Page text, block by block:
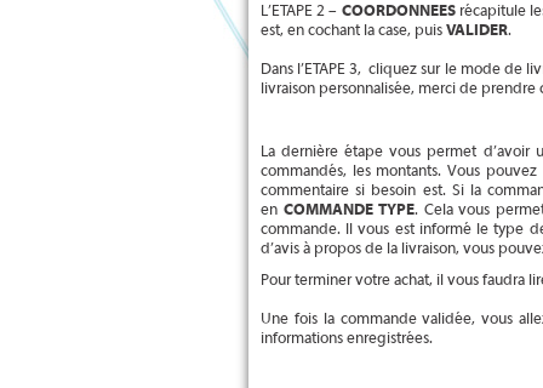
L’ETAPE 2 – COORDONNEESrécapitule
est, en cochant la case, puis VALIDER.
Dans l’ETAPE 3, cliquez sur le mode de
livraison personnalisée, merci de
La dernière étape vous permet d’avoir
commandés, les montants. Vous
commentaire si besoin est. Si la
en COMMANDE TYPE. Cela vous
commande. Il vous est informé le type
d’avis à propos de la livraison, vous
Pour terminer votre achat, il vous faudra
Une fois la commande validée, vous
informations enregistrées.